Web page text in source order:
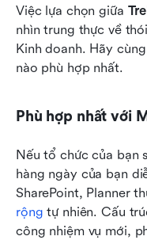
Việc lựa chọn giữa
nhìn trung thực về
Kinh doanh. Hãy
nào phù hợp nhất.
Phù hợp nhất với
Nếu tổ chức của bạn
hàng ngày của bạn
SharePoint, Planner
rộng tự nhiên. Cấu
công nhiệm vụ mới,